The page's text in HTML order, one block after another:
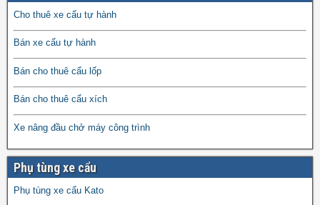
Cho thuê xe cẩu tự hành
Bán xe cẩu tự hành
Bán cho thuê cẩu lốp
Bán cho thuê cẩu xích
Xe nâng đầu chở máy công trình
Phụ tùng xe cẩu
Phụ tùng xe cẩu Kato